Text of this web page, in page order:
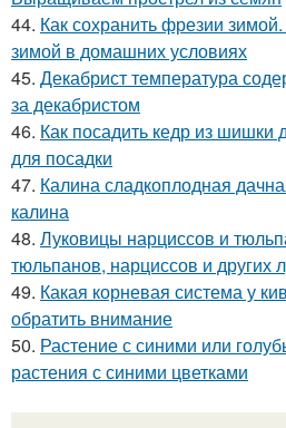
44. Как сохранить фрезии
зимой в домашних условиях
45. Декабрист температура
за декабристом
46. Как посадить кедр из шишки
для посадки
47. Калина сладкоплодная
калина
48. Луковицы нарциссов и
тюльпанов, нарциссов и других
49. Какая корневая система у
обратить внимание
50. Растение с синими или
растения с синими цветками